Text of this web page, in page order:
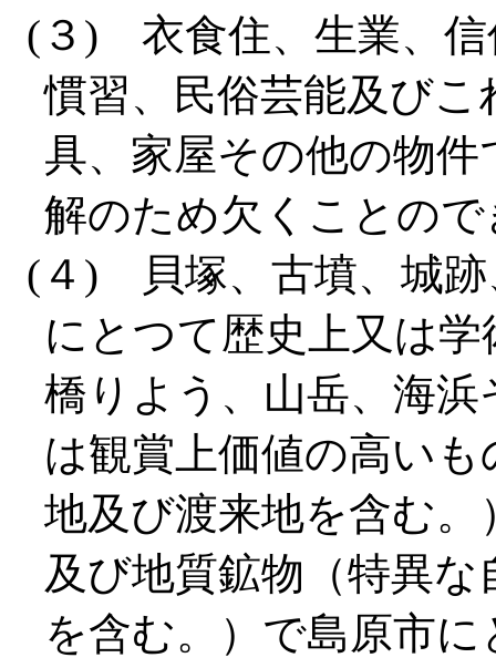
(３) 衣食住、生業、信
慣習、民俗芸能及び
具、家屋その他の物
解のため欠くことの
(４) 貝塚、古墳、城跡
にとつて歴史上又は
橋りよう、山岳、海
は観賞上価値の高い
地及び渡来地を含む
及び地質鉱物（特異
を含む。）で島原市